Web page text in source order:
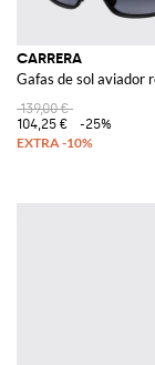
CARRERA
Gafas de sol aviador
139,00 €
104,25 €
-25%